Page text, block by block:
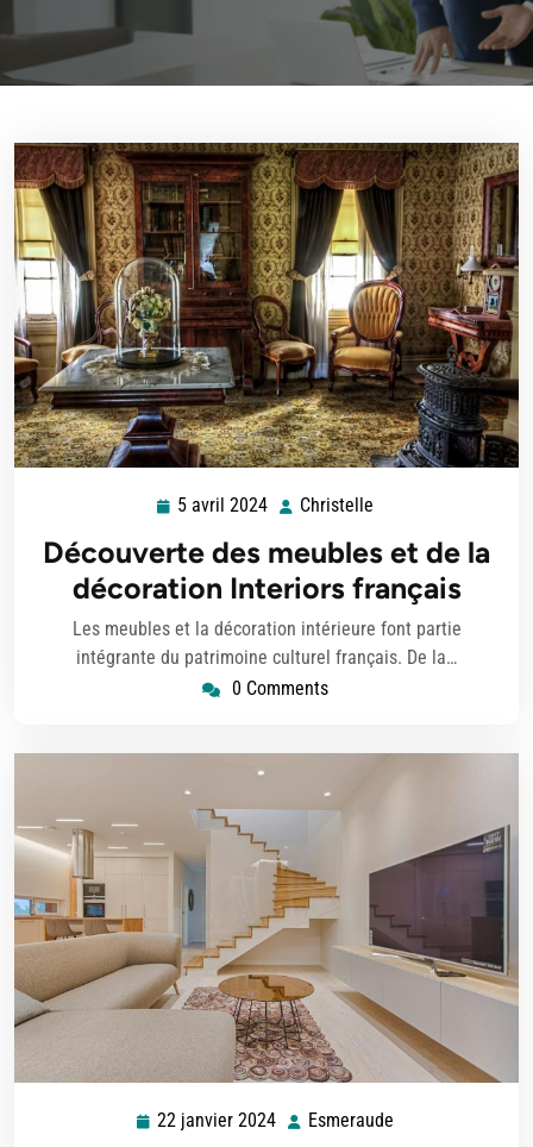
5 avril 2024
2024
Christelle
Découverte des meubles et de la
décoration Interiors français
Les meubles et la décoration intérieure font partie
intégrante du patrimoine culturel français. De la…
0 Comments
22 janvier 2024 22 Esmeraude